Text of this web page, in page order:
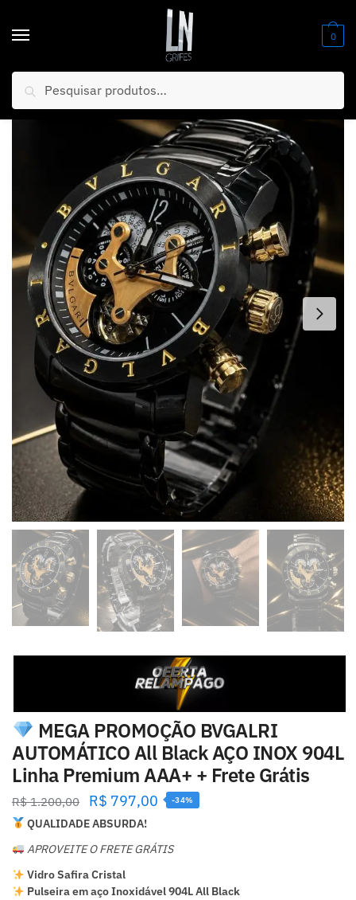
0
Início Relógios / Banhados AAA+ (PREMIUM)
MEGA PROMOÇÃO BVGALRI
AUTOMÁTICO All Black AÇO INOX 904L
Linha Premium AAA+ + Frete Grátis
R$1.200,00 R$ 797,00 -34%
QUALIDADE ABSURDA!
APROVEITE O FRETE GRÁTIS
Vidro Safira Cristal
Pulseira em aço Inoxidável 904L All Black